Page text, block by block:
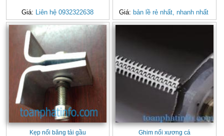
Giá: Liên hệ 0932322638 Giá: bản lề rẻ nhất, nhanh nhất
Kẹp nối băng tải gầu Ghim nối xương cá